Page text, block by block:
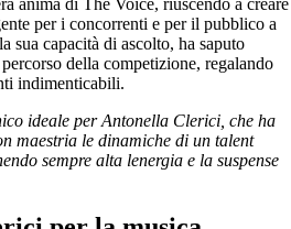
anima di The Voice, riuscendo a creare
per i concorrenti e per il pubblico a
sua capacità di ascolto, ha saputo
della competizione, regalando
indimenticabili.
ideale per Antonella Clerici, che ha
maestria le dinamiche di un talent
sempre alta lenergia e la suspense